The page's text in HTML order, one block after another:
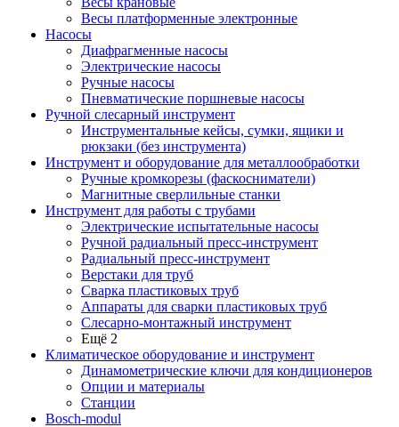
Весы платформенные электронные
Насосы
Диафрагменные насосы
Электрические насосы
Ручные насосы
Пневматические поршневые насосы
Ручной слесарный инструмент
Инструментальные кейсы, сумки, ящики и
рюкзаки (без инструмента)
Инструмент и оборудование для металлообработки
Ручные кромкорезы (фаскосниматели)
Магнитные сверлильные станки
Инструмент для работы с трубами
Электрические испытательные насосы
Ручной радиальный пресс-инструмент
Радиальный пресс-инструмент
Верстаки для труб
Сварка пластиковых труб
Аппараты для сварки пластиковых труб
Слесарно-монтажный инструмент
Ещё 2
Климатическое оборудование и инструмент
Динамометрические ключи для кондиционеров
Опции и материалы
Станции
Bosch-modul